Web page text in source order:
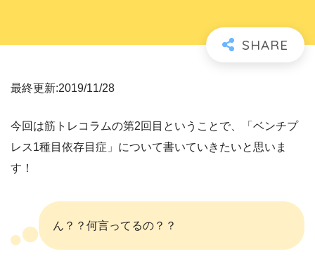
最終更新:2019/11/28
今回は筋トレコラムの第2回目ということで、「ベンチプ
レス1種目依存目症」について書いていきたいと思いま
す！
ん？？何言ってるの？？